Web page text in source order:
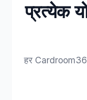
प्रत्येक
हर